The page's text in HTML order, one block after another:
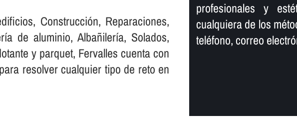
Construcción, Reparaciones,
de aluminio, Albañilerí­a, Solados,
y parquet, Fervalles cuenta con
resolver cualquier tipo de reto en
profesionales y
cualquiera de los
teléfono, correo